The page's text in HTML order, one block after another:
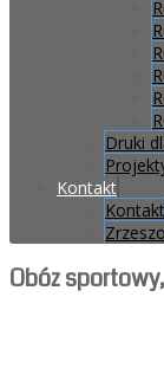
Druki
Kontakt
Kontakt
Obóz